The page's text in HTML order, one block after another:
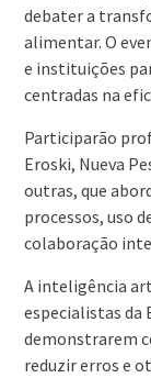
debater a
alimentar. O
e instituições
centradas na
Participarão
Eroski, Nueva
outras, que
processos, uso
colaboração
A inteligência
especialistas da
demonstrarem
reduzir erros e